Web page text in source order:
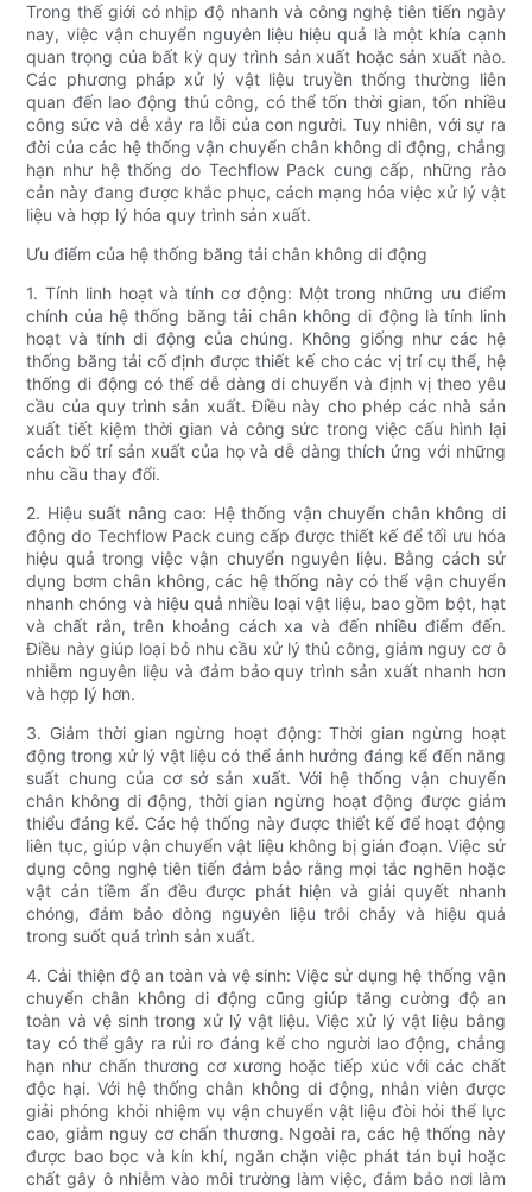
Trong thế giới có nhịp độ nhanh và công nghệ tiên tiến ngày
nay, việc vận chuyển nguyên liệu hiệu quả là một khía cạnh
quan trọng của bất kỳ quy trình sản xuất hoặc sản xuất nào.
Các phương pháp xử lý vật liệu truyền thống thường liên
quan đến lao động thủ công, có thể tốn thời gian, tốn nhiều
công sức và dễ xảy ra lỗi của con người. Tuy nhiên, với sự ra
đời của các hệ thống vận chuyển chân không di động, chẳng
hạn như hệ thống do Techflow Pack cung cấp, những rào
cản này đang được khắc phục, cách mạng hóa việc xử lý vật
liệu và hợp lý hóa quy trình sản xuất.
Ưu điểm của hệ thống băng tải chân không di động
1. Tính linh hoạt và tính cơ động: Một trong những ưu điểm
chính của hệ thống băng tải chân không di động là tính linh
hoạt và tính di động của chúng. Không giống như các hệ
thống băng tải cố định được thiết kế cho các vị trí cụ thể, hệ
thống di động có thể dễ dàng di chuyển và định vị theo yêu
cầu của quy trình sản xuất. Điều này cho phép các nhà sản
xuất tiết kiệm thời gian và công sức trong việc cấu hình lại
cách bố trí sản xuất của họ và dễ dàng thích ứng với những
nhu cầu thay đổi.
2. Hiệu suất nâng cao: Hệ thống vận chuyển chân không di
động do Techflow Pack cung cấp được thiết kế để tối ưu hóa
hiệu quả trong việc vận chuyển nguyên liệu. Bằng cách sử
dụng bơm chân không, các hệ thống này có thể vận chuyển
nhanh chóng và hiệu quả nhiều loại vật liệu, bao gồm bột, hạt
và chất rắn, trên khoảng cách xa và đến nhiều điểm đến.
Điều này giúp loại bỏ nhu cầu xử lý thủ công, giảm nguy cơ ô
nhiễm nguyên liệu và đảm bảo quy trình sản xuất nhanh hơn
và hợp lý hơn.
3. Giảm thời gian ngừng hoạt động: Thời gian ngừng hoạt
động trong xử lý vật liệu có thể ảnh hưởng đáng kể đến năng
suất chung của cơ sở sản xuất. Với hệ thống vận chuyển
chân không di động, thời gian ngừng hoạt động được giảm
thiểu đáng kể. Các hệ thống này được thiết kế để hoạt động
liên tục, giúp vận chuyển vật liệu không bị gián đoạn. Việc sử
dụng công nghệ tiên tiến đảm bảo rằng mọi tắc nghẽn hoặc
vật cản tiềm ẩn đều được phát hiện và giải quyết nhanh
chóng, đảm bảo dòng nguyên liệu trôi chảy và hiệu quả
trong suốt quá trình sản xuất.
4. Cải thiện độ an toàn và vệ sinh: Việc sử dụng hệ thống vận
chuyển chân không di động cũng giúp tăng cường độ an
toàn và vệ sinh trong xử lý vật liệu. Việc xử lý vật liệu bằng
tay có thể gây ra rủi ro đáng kể cho người lao động, chẳng
hạn như chấn thương cơ xương hoặc tiếp xúc với các chất
độc hại. Với hệ thống chân không di động, nhân viên được
giải phóng khỏi nhiệm vụ vận chuyển vật liệu đòi hỏi thể lực
cao, giảm nguy cơ chấn thương. Ngoài ra, các hệ thống này
được bao bọc và kín khí, ngăn chặn việc phát tán bụi hoặc
chất gây ô nhiễm vào môi trường làm việc, đảm bảo nơi làm